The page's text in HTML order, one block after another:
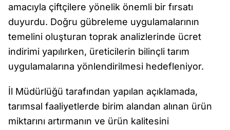
amacıyla çiftçilere yönelik önemli bir fırsatı
duyurdu. Doğru gübreleme uygulamalarının
temelini oluşturan toprak analizlerinde ücret
indirimi yapılırken, üreticilerin bilinçli tarım
uygulamalarına yönlendirilmesi hedefleniyor.
İl Müdürlüğü tarafından yapılan açıklamada,
tarımsal faaliyetlerde birim alandan alınan ürün
miktarını artırmanın ve ürün kalitesini